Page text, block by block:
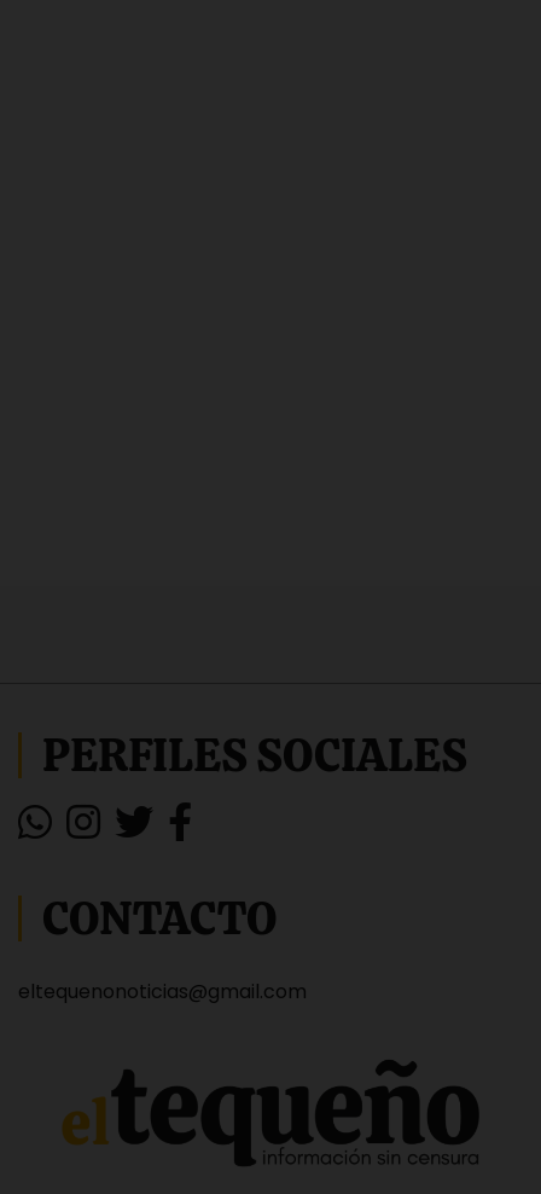
PERFILES SOCIALES
CONTACTO
eltequenonoticias@gmail.com